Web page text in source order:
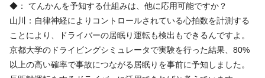
◆： てんかんを予知する仕組みは、他に応用可能ですか？
山川：自律神経によりコントロールされている心拍数を計測する
ことにより、ドライバーの居眠り運転も検出もできるんですよ。
京都大学のドライビングシミュレータで実験を行った結果、80%
以上の高い確率で事故につながる居眠りを事前に予知しました。